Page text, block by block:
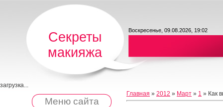
Секреты
макияжа
Воскресенье, 09.08.2026, 19:02
загрузка...
Меню сайта
Главная » 2012 » Март » 1 » Как